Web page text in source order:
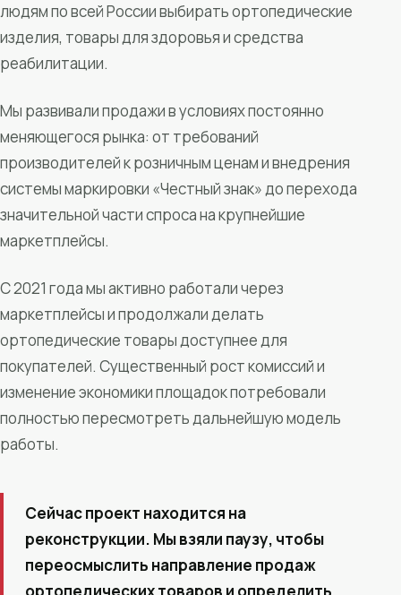
людям по всей России выбирать ортопедические
изделия, товары для здоровья и средства
реабилитации.
Мы развивали продажи в условиях постоянно
меняющегося рынка: от требований
производителей к розничным ценам и внедрения
системы маркировки «Честный знак» до перехода
значительной части спроса на крупнейшие
маркетплейсы.
С 2021 года мы активно работали через
маркетплейсы и продолжали делать
ортопедические товары доступнее для
покупателей. Существенный рост комиссий и
изменение экономики площадок потребовали
полностью пересмотреть дальнейшую модель
работы.
Сейчас проект находится на
реконструкции. Мы взяли паузу, чтобы
переосмыслить направление продаж